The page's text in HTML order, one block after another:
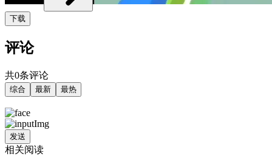
下载
评论
共0条评论
综合 最新 最热
发送
相关阅读